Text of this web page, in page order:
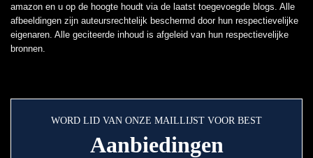
amazon en u op de hoogte houdt via de laatst toegevoegde blogs. Alle
afbeeldingen zijn auteursrechtelijk beschermd door hun respectievelijke
eigenaren. Alle geciteerde inhoud is afgeleid van hun respectievelijke
bronnen.
WORD LID VAN ONZE MAILLIJST VOOR BEST
Aanbiedingen